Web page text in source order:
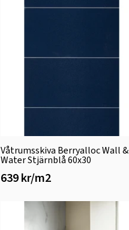
Våtrumsskiva Berryalloc Wall &
Water Stjärnblå 60x30
639 kr/m2